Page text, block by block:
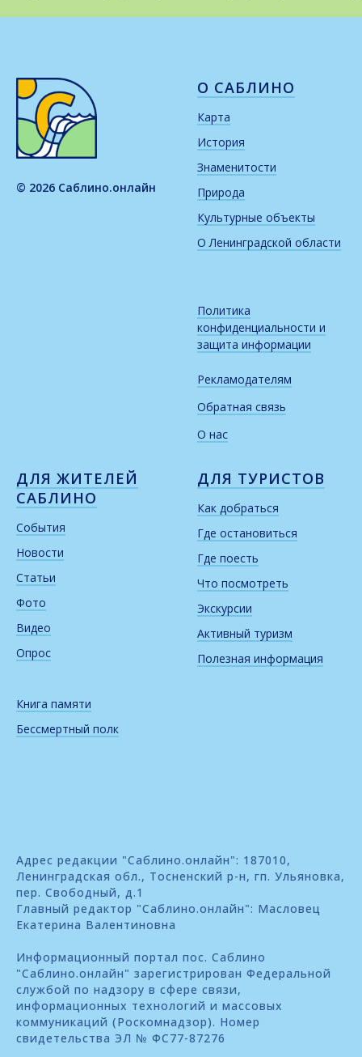
© 2026 Саблино.онлайн
О САБЛИНО
Карта
История
Знаменитости
Природа
Культурные объекты
О Ленинградской области
Политика
конфиденциальности и
защита информации
Рекламодателям
Обратная связь
О нас
ДЛЯ ЖИТЕЛЕЙ
САБЛИНО
События
Новости
Статьи
Фото
Видео
Опрос
Книга памяти
Бессмертный полк
ДЛЯ ТУРИСТОВ
Как добраться
Где остановиться
Где поесть
Что посмотреть
Экскурсии
Активный туризм
Полезная информация
Адрес редакции "Саблино.онлайн": 187010,
Ленинградская обл., Тосненский р-н, гп. Ульяновка,
пер. Свободный, д.1
Главный редактор "Саблино.онлайн": Масловец
Екатерина Валентиновна
Информационный портал пос. Саблино
"Саблино.онлайн" зарегистрирован Федеральной
службой по надзору в сфере связи,
информационных технологий и массовых
коммуникаций (Роскомнадзор). Номер
свидетельства ЭЛ № ФС77-87276